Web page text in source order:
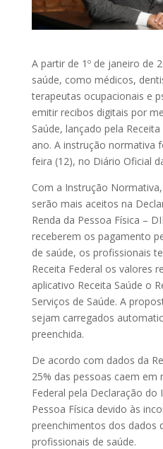
A partir de 1º de janeiro de
saúde, como médicos,
terapeutas ocupacionais e
emitir recibos digitais por
Saúde, lançado pela
ano. A instrução normativa
feira (12), no Diário Oficial
Com a Instrução
serão mais aceitos na
Renda da Pessoa Física –
receberem os pagamento
de saúde, os profissionais
Receita Federal os valores
aplicativo Receita Saúde o
Serviços de Saúde. A
sejam carregados
preenchida.
De acordo com dados da
25% das pessoas caem em
Federal pela Declaração do
Pessoa Física devido às
preenchimentos dos dados
profissionais de saúde.